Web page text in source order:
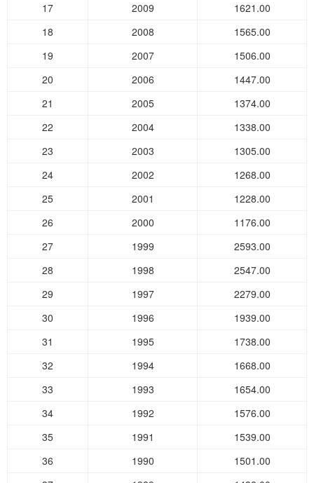
17
2009
1621.00
18
2008
1565.00
19
2007
1506.00
20
2006
1447.00
21
2005
1374.00
22
2004
1338.00
23
2003
1305.00
24
2002
1268.00
25
2001
1228.00
26
2000
1176.00
27
1999
2593.00
28
1998
2547.00
29
1997
2279.00
30
1996
1939.00
31
1995
1738.00
32
1994
1668.00
33
1993
1654.00
34
1992
1576.00
35
1991
1539.00
36
1990
1501.00